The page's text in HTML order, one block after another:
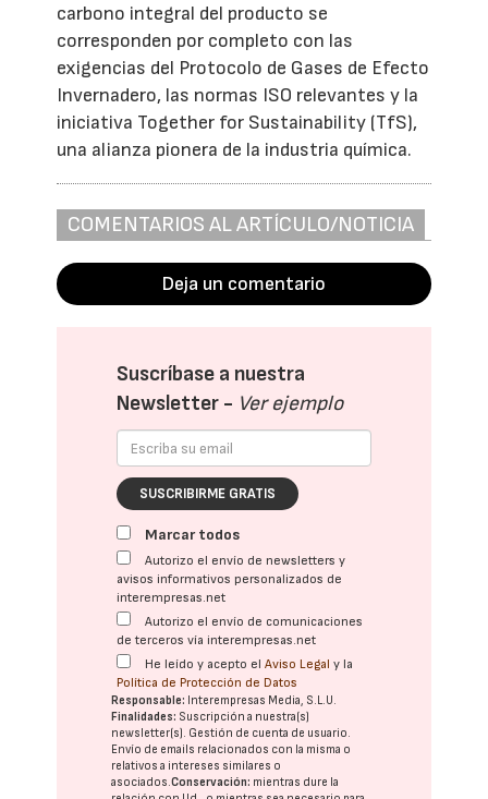
carbono integral del producto se
corresponden por completo con las
exigencias del Protocolo de Gases de Efecto
Invernadero, las normas ISO relevantes y la
iniciativa Together for Sustainability (TfS),
una alianza pionera de la industria química.
COMENTARIOS AL ARTÍCULO/NOTICIA
Deja un comentario
Suscríbase a nuestra
Newsletter - Ver ejemplo
SUSCRIBIRME GRATIS
Marcar todos
Autorizo el envío de newsletters y
avisos informativos personalizados de
interempresas.net
Autorizo el envío de comunicaciones
de terceros vía interempresas.net
He leído y acepto elAviso Legal y la
Política de Protección de Datos
Responsable: Interempresas Media, S.L.U.
Finalidades: Suscripción a nuestra(s)
newsletter(s). Gestión de cuenta de usuario.
Envío de emails relacionados con la misma o
relativos a intereses similares o
asociados.Conservación: mientras dure la